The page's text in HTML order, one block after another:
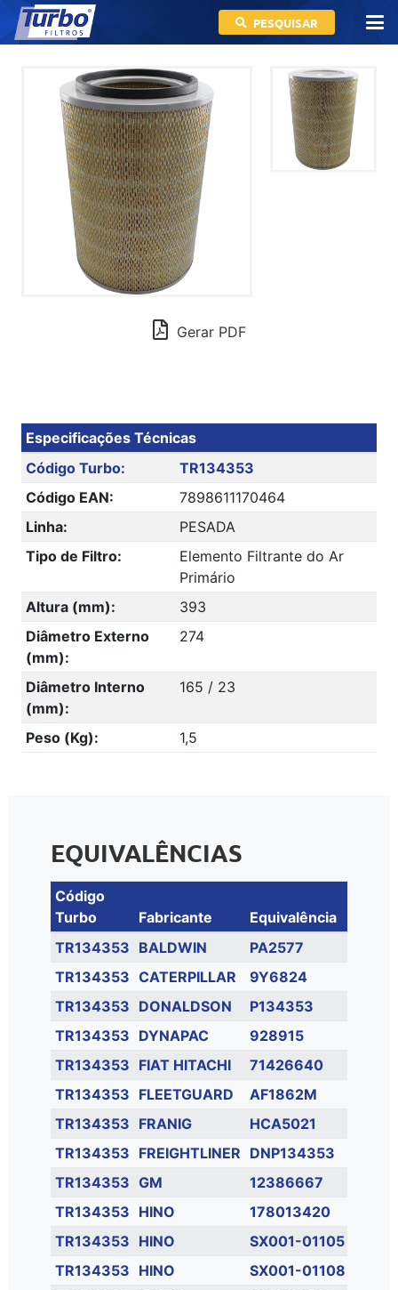
PESQUISAR
Gerar PDF
Especificações Técnicas
Código Turbo:
TR134353
Código EAN:
7898611170464
Linha:
PESADA
Tipo de Filtro:
Elemento Filtrante do Ar
Primário
Altura (mm):
393
Diâmetro Externo
(mm):
274
Diâmetro Interno
(mm):
165 / 23
Peso (Kg): 1,5
EQUIVALÊNCIAS
Código
Turbo
Fabricante
Equivalência
TR134353 BALDWIN
PA2577
TR134353 CATERPILLAR
9Y6824
TR134353 DONALDSON
P134353
TR134353 DYNAPAC
928915
TR134353 FIAT HITACHI
71426640
TR134353 FLEETGUARD
AF1862M
TR134353 FRANIG
HCA5021
TR134353 FREIGHTLINER DNP134353
TR134353 GM
12386667
TR134353 HINO
178013420
TR134353 HINO
SX001-01105
TR134353 HINO
SX001-01108